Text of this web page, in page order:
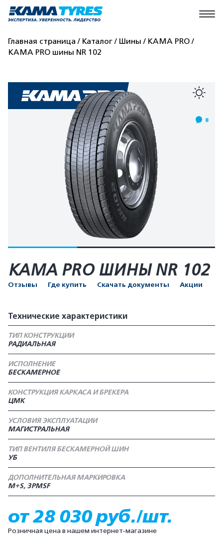
Главная страница Каталог Шины
КАМА PRO
КАМА PRO шины NR 102
8
КАМА PRO ШИНЫ NR 102
Отзывы Где купить Скачать документы Акции
Технические характеристики
ТИП КОНСТРУКЦИИ
РАДИАЛЬНАЯ
ИСПОЛНЕНИЕ
БЕСКАМЕРНОЕ
КОНСТРУКЦИЯ КАРКАСА И БРЕКЕРА
ЦМК
УСЛОВИЯ ЭКСПЛУАТАЦИИ
МАГИСТРАЛЬНАЯ
ТИП ВЕНТИЛЯ БЕСКАМЕРНОЙ ШИН
УБ
ДОПОЛНИТЕЛЬНАЯ МАРКИРОВКА
M+S, 3PMSF
от 28 030 руб./шт.
Розничная цена в нашем интернет-магазине